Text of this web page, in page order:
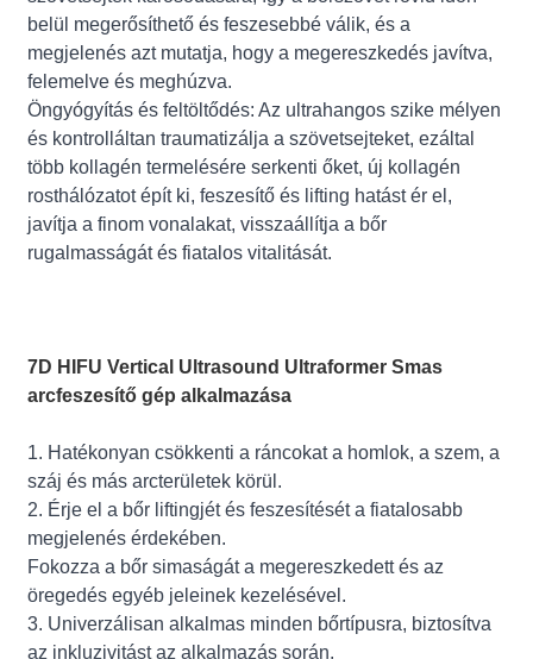
belül megerősíthető és feszesebbé válik, és a
megjelenés azt mutatja, hogy a megereszkedés javítva,
felemelve és meghúzva.
Öngyógyítás és feltöltődés: Az ultrahangos szike mélyen
és kontrolláltan traumatizálja a szövetsejteket, ezáltal
több kollagén termelésére serkenti őket, új kollagén
rosthálózatot épít ki, feszesítő és lifting hatást ér el,
javítja a finom vonalakat, visszaállítja a bőr
rugalmasságát és fiatalos vitalitását.
7D HIFU Vertical Ultrasound Ultraformer Smas
arcfeszesítő gép alkalmazása
1. Hatékonyan csökkenti a ráncokat a homlok, a szem, a
száj és más arcterületek körül.
2. Érje el a bőr liftingjét és feszesítését a fiatalosabb
megjelenés érdekében.
Fokozza a bőr simaságát a megereszkedett és az
öregedés egyéb jeleinek kezelésével.
3. Univerzálisan alkalmas minden bőrtípusra, biztosítva
az inkluzivitást az alkalmazás során.